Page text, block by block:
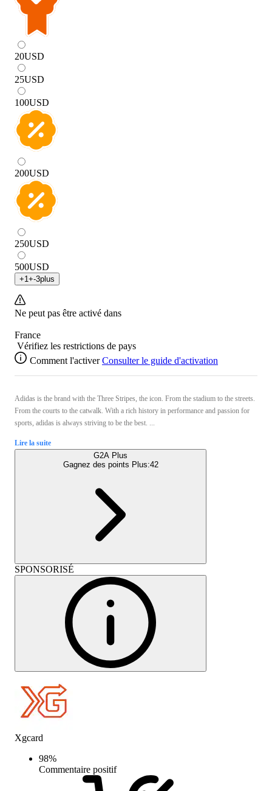
20USD
25USD
100USD
200USD
250USD
500USD
+1+-3plus
Ne peut pas être activé dans
France
Vérifiez les restrictions de pays
Comment l'activer Consulter le guide d'activation
Adidas is the brand with the Three Stripes, the icon. From the stadium to the streets.
From the courts to the catwalk. With a rich history in performance and passion for
sports, adidas is always striving to be the best. ...
Lire la suite
G2A Plus
Gagnez des points Plus:42
SPONSORISÉ
Xgcard
98%
Commentaire positif